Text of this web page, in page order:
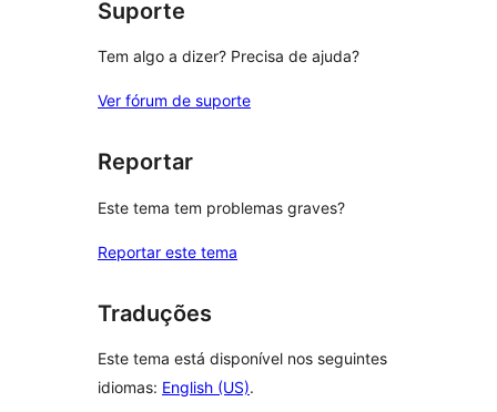
Suporte
Tem algo a dizer? Precisa de ajuda?
Ver fórum de suporte
Reportar
Este tema tem problemas graves?
Reportar este tema
Traduções
Este tema está disponível nos seguintes
idiomas: English (US).